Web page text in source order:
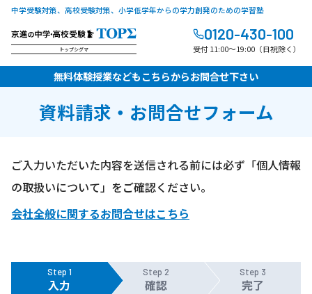
中学受験対策、高校受験対策、小学低学年からの学力創発のための学習塾
トップシグマ
0120-430-100
受付 11:00～19:00（日祝除く）
資料請求・お問合せフォーム
無料体験授業などもこちらからお問合せ下さい
ご入力いただいた内容を送信される前には必ず「個人情報
の取扱いについて」をご確認ください。
会社全般に関するお問合せはこちら
Step 1
入力
Step 2
確認
Step 3
完了